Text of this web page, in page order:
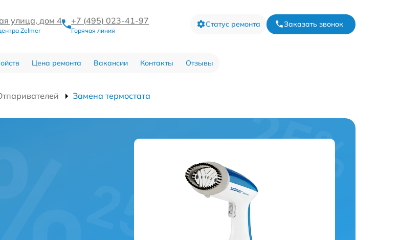
улица, дом 4
Zelmer
+7 (495) 023-41-97
Горячая линия
Статус ремонта Заказать звонок
Цена ремонта Вакансии Контакты Отзывы
Замена термостата